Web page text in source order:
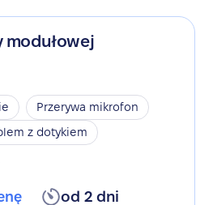
modułowej
Przerywa mikrofon
z dotykiem
od 2 dni